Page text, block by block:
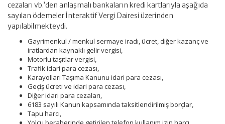
cezaları vb.’den anlaşmalı bankaların kredi kartlarıyla aşağıda
sayılan ödemeler İnteraktif Vergi Dairesi üzerinden
yapılabilmekteydi.
Gayrimenkul / menkul sermaye iradı, ücret, diğer kazanç ve
iratlardan kaynaklı gelir vergisi,
Motorlu taşıtlar vergisi,
Trafik idari para cezası,
Karayolları Taşıma Kanunu idari para cezası,
Geçiş ücreti ve idari para cezası,
Diğer idari para cezaları,
6183 sayılı Kanun kapsamında taksitlendirilmiş borçlar,
Tapu harcı,